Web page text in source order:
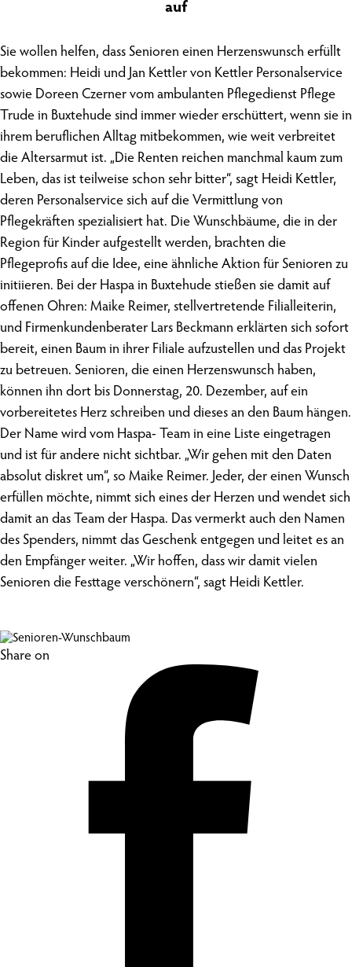
Karriereseite
Buchungsübersicht
auf
Sie wollen helfen, dass Senioren einen Herzenswunsch erfüllt
bekommen: Heidi und Jan Kettler von Kettler Personalservice
sowie Doreen Czerner vom ambulanten Pflegedienst Pflege
Trude in Buxtehude sind immer wieder erschüttert, wenn sie in
ihrem beruflichen Alltag mitbekommen, wie weit verbreitet
die Altersarmut ist. „Die Renten reichen manchmal kaum zum
Leben, das ist teilweise schon sehr bitter“, sagt Heidi Kettler,
deren Personalservice sich auf die Vermittlung von
Pflegekräften spezialisiert hat. Die Wunschbäume, die in der
Region für Kinder aufgestellt werden, brachten die
Pflegeprofis auf die Idee, eine ähnliche Aktion für Senioren zu
initiieren. Bei der Haspa in Buxtehude stießen sie damit auf
offenen Ohren: Maike Reimer, stellvertretende Filialleiterin,
und Firmenkundenberater Lars Beckmann erklärten sich sofort
bereit, einen Baum in ihrer Filiale aufzustellen und das Projekt
zu betreuen. Senioren, die einen Herzenswunsch haben,
können ihn dort bis Donnerstag, 20. Dezember, auf ein
vorbereitetes Herz schreiben und dieses an den Baum hängen.
Der Name wird vom Haspa- Team in eine Liste eingetragen
und ist für andere nicht sichtbar. „Wir gehen mit den Daten
absolut diskret um“, so Maike Reimer. Jeder, der einen Wunsch
erfüllen möchte, nimmt sich eines der Herzen und wendet sich
damit an das Team der Haspa. Das vermerkt auch den Namen
des Spenders, nimmt das Geschenk entgegen und leitet es an
den Empfänger weiter. „Wir hoffen, dass wir damit vielen
Senioren die Festtage verschönern“, sagt Heidi Kettler.
Share on